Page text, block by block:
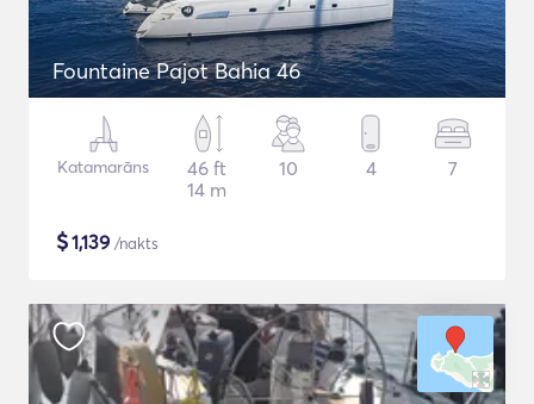
Fountaine Pajot Bahia 46
Katamarāns
46 ft
14 m
10 4 7
$1,139 /nakts